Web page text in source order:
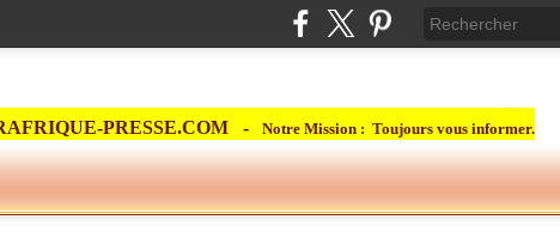
PRESSE.COM - Notre Mission : Toujours vous informer.